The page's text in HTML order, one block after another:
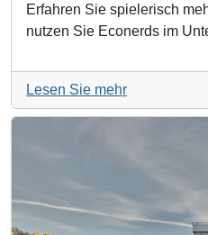
Erfahren Sie spielerisch
nutzen Sie Econerds im
Lesen Sie mehr